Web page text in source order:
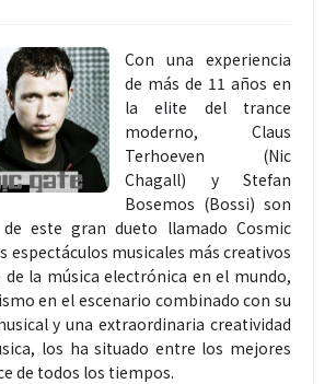
Con una experiencia
de más de 11 años en
la elite del trance
moderno, Claus
Terhoeven (Nic
Chagall) y Stefan
Bosemos (Bossi) son
este gran dueto llamado Cosmic
espectáculos musicales más creativos
de la música electrónica en el mundo,
en el escenario combinado con su
y una extraordinaria creatividad
los ha situado entre los mejores
de todos los tiempos.